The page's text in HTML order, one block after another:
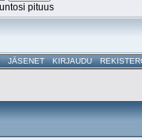
pituus
JÄSENET KIRJAUDU